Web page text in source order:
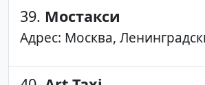
39. Мостакси
Адрес: Москва,